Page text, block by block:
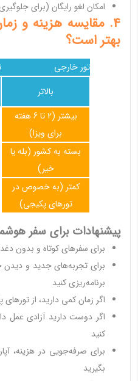
امکان لغو رایگان (برای
4. مقایسه هزینه و
بهتر است؟
تور خارجی
بالاتر
بیشتر (2 تا 6 هفته
برای ویزا)
بسته به کشور (بله یا
خیر)
کمتر (به خصوص در
تورهای پکیجی)
پیشنهادات برای سفر
برای سفرهای کوتاه و بدون
برای تجربه‌های جدید و دیدن
برنامه‌ریزی کنید
اگر زمان کمی دارید، از تورهای
اگر دوست دارید آزادی عمل
کنید
برای صرفه‌جویی در هزینه،
بگیرید